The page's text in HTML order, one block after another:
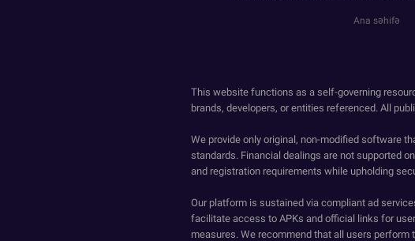
Ana səhifə
This website functions as a self-governing
brands, developers, or entities referenced. All
We provide only original, non-modified software
standards. Financial dealings are not supported
and registration requirements while upholding
Our platform is sustained via compliant ad
facilitate access to APKs and official links for
measures. We recommend that all users perform